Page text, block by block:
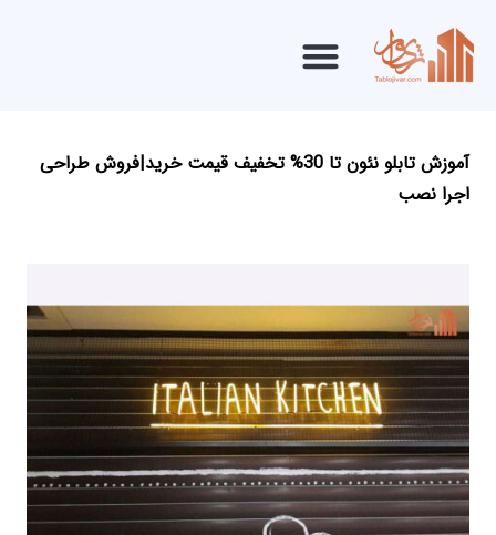
آموزش تابلو نئون تا 30% تخفیف قیمت خرید|فروش طراحی
اجرا نصب